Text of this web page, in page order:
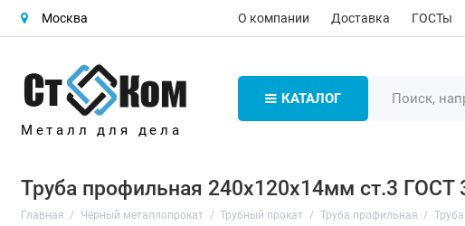
Москва О компании Доставка ГОСТы
Металл для дела
КАТАЛОГ
Труба профильная 240х120х14мм ст.3 ГОСТ
Главная Чёрный металлопрокат Трубный прокат Труба профильная